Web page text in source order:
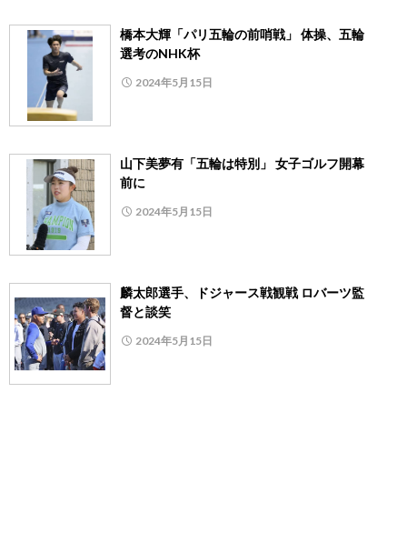
橋本大輝「パリ五輪の前哨戦」 体操、五輪
選考のNHK杯
2024年5月15日
山下美夢有「五輪は特別」 女子ゴルフ開幕
前に
2024年5月15日
麟太郎選手、ドジャース戦観戦 ロバーツ監
督と談笑
2024年5月15日